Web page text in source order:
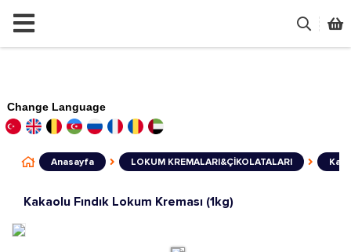
Change Language
Anasayfa LOKUM KREMALARI&ÇİKOLATALARI
Kakaolu Fındık Lokum Kreması (1kg)